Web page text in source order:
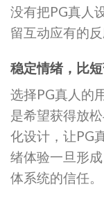
没有把PG真人
留互动应有的
稳定情绪，比
选择PG真人的
是希望获得放
化设计，让PG
绪体验一旦形
体系统的信任。